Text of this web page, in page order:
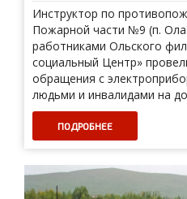
Инструктор по
Пожарной части №9 (п.
работниками Ольского
социальный Центр»
обращения с
людьми и инвалидами на
ПОДРОБНЕЕ